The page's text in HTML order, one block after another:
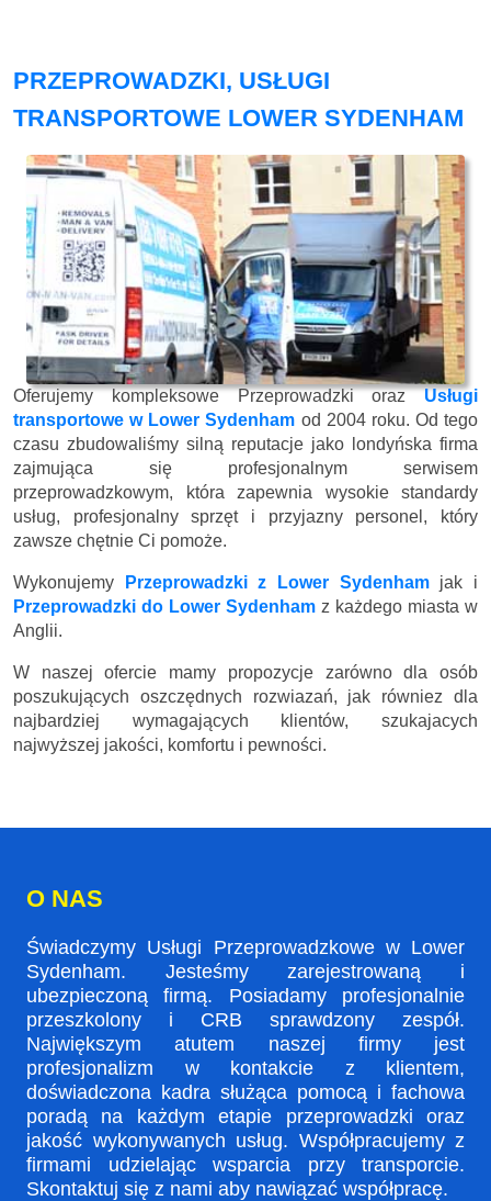
PRZEPROWADZKI, USŁUGI
TRANSPORTOWE LOWER SYDENHAM
Oferujemy kompleksowe Przeprowadzki orazUsługi
transportowe w Lower Sydenham od 2004 roku. Od tego
czasu zbudowaliśmy silną reputacje jako londyńska firma
zajmująca się profesjonalnym serwisem
przeprowadzkowym, która zapewnia wysokie standardy
usług, profesjonalny sprzęt i przyjazny personel, który
zawsze chętnie Ci pomoże.
Wykonujemy Przeprowadzki z Lower Sydenhamjak i
Przeprowadzki do Lower Sydenham z każdego miasta w
Anglii.
W naszej ofercie mamy propozycje zarówno dla osób
poszukujących oszczędnych rozwiazań, jak równiez dla
najbardziej wymagających klientów, szukajacych
najwyższej jakości, komfortu i pewności.
O NAS
Świadczymy Usługi Przeprowadzkowe w Lower
Sydenham. Jesteśmy zarejestrowaną i
ubezpieczoną firmą. Posiadamy profesjonalnie
przeszkolony i CRB sprawdzony zespół.
Największym atutem naszej firmy jest
profesjonalizm w kontakcie z klientem,
doświadczona kadra służąca pomocą i fachowa
poradą na każdym etapie przeprowadzki oraz
jakość wykonywanych usług. Współpracujemy z
firmami udzielając wsparcia przy transporcie.
Skontaktuj się z nami aby nawiązać współpracę.